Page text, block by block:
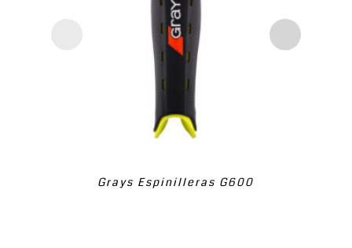
Grays Espinilleras G600